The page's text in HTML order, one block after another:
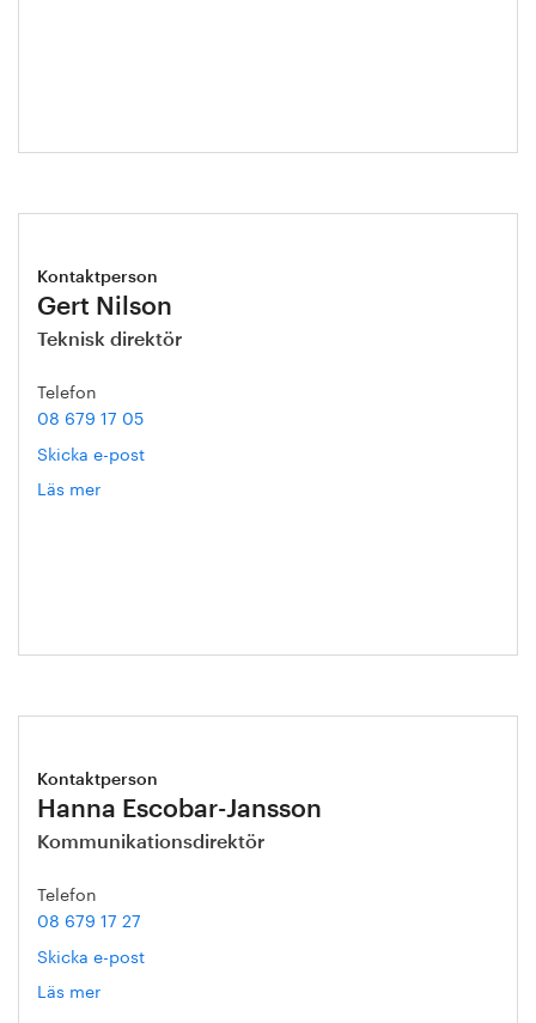
Kontaktperson
Gert Nilson
Teknisk direktör
Telefon
08 679 17 05
Skicka e-post
Läs mer
Kontaktperson
Hanna Escobar-Jansson
Kommunikationsdirektör
Telefon
08 679 17 27
Skicka e-post
Läs mer